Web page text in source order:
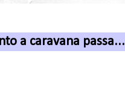
a caravana passa...